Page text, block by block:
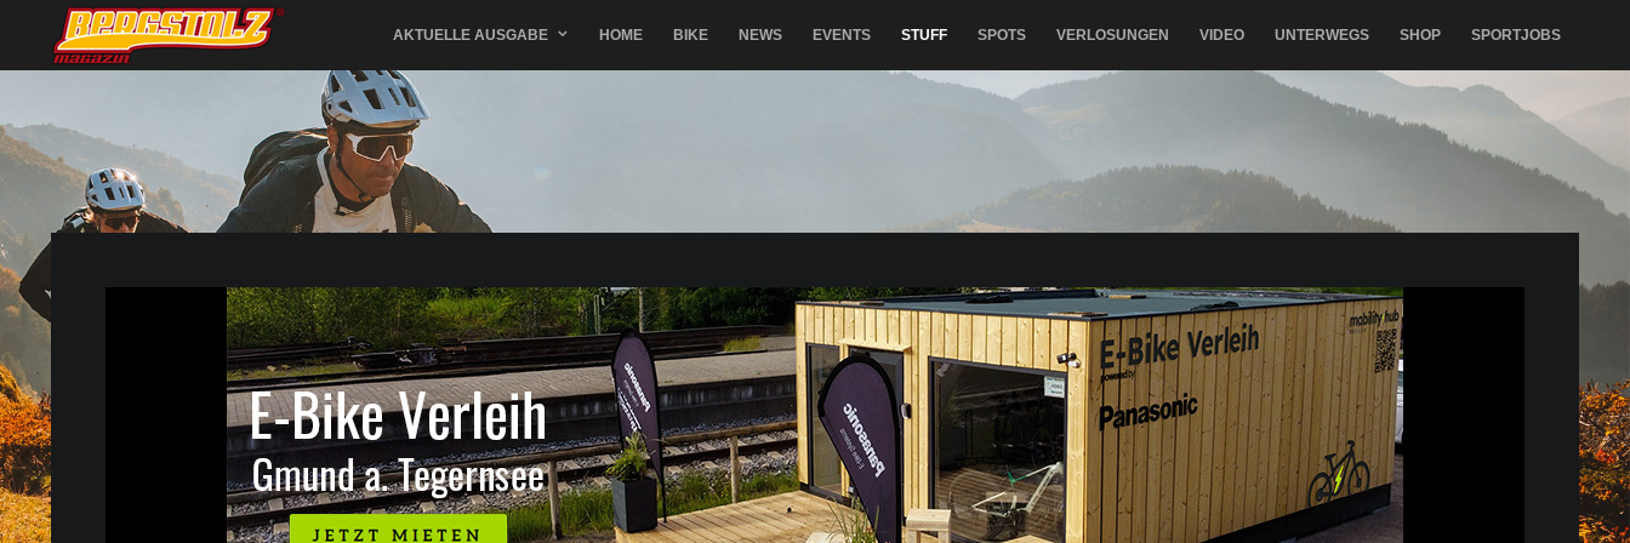
AKTUELLE AUSGABE HOME BIKE NEWS EVENTS STUFF SPOTS VERLOSUNGEN VIDEO UNTERWEGS SHOP SPORTJOBS